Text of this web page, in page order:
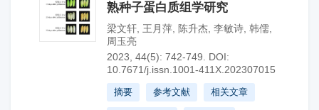
熟种子蛋白质组学研究
梁文轩 王月萍 陈升杰 李敏诗 韩儒
周玉亮
2023, 44(5): 742-749.
DOI:
10.7671/j.issn.1001-411X.202307015
摘要 参考文献 相关文章